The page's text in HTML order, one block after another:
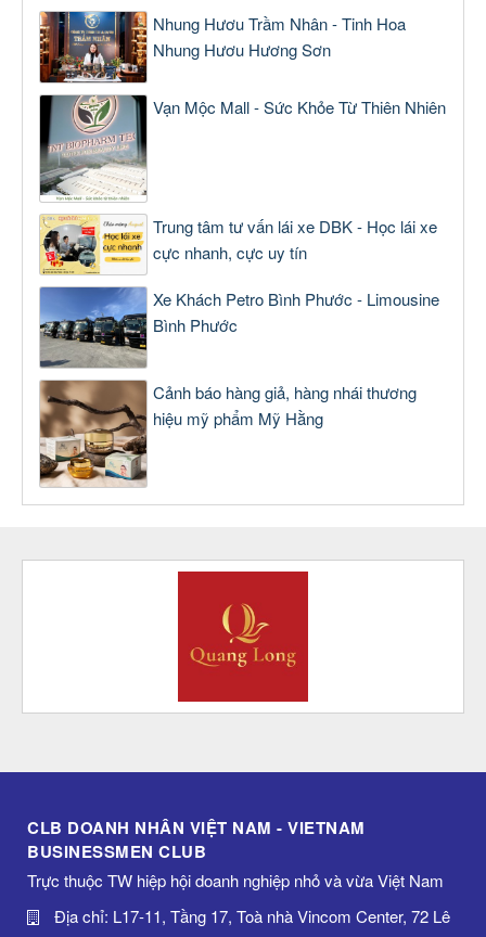
Nhung Hươu Trầm Nhân - Tinh Hoa
Nhung Hươu Hương Sơn
Vạn Mộc Mall - Sức Khỏe Từ Thiên Nhiên
Trung tâm tư vấn lái xe DBK - Học lái xe
cực nhanh, cực uy tín
Xe Khách Petro Bình Phước - Limousine
Bình Phước
Cảnh báo hàng giả, hàng nhái thương
hiệu mỹ phẩm Mỹ Hằng
CLB DOANH NHÂN VIỆT NAM - VIETNAM
BUSINESSMEN CLUB
Trực thuộc TW hiệp hội doanh nghiệp nhỏ và vừa Việt Nam
Địa chỉ: L17-11, Tầng 17, Toà nhà Vincom Center, 72 Lê